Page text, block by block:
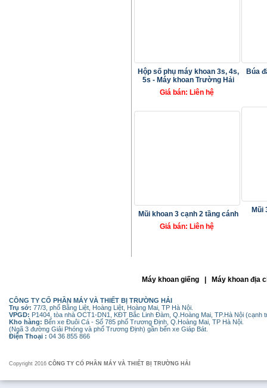
Hộp số phụ máy khoan 3s, 4s,
5s - Máy khoan Trường Hải
Giá bán: Liên hệ
Búa
Mũi khoan 3 cạnh 2 tầng cánh
Giá bán: Liên hệ
Mũi
Máy khoan giếng | Máy khoan
CÔNG TY CỔ PHẦN MÁY VÀ THIẾT BỊ TRƯỜNG HẢI
Trụ sở: 77/3, phố Bằng Liệt, Hoàng Liệt, Hoàng Mai, TP Hà Nội.
VPGD: P1404, tòa nhà OCT1-DN1, KĐT Bắc Linh Đàm, Q.Hoàng Mai, TP.Hà Nội (cạnh
Kho hàng: Bến xe Đuôi Cá - Số 785 phố Trương Định, Q.Hoàng Mai, TP Hà Nội.
(Ngã 3 đường Giải Phóng và phố Trương Định) gần bến xe Giáp Bát.
Điện Thoại : 04 36 855 866
Copyright 2016 CÔNG TY CỔ PHẦN MÁY VÀ THIẾT BỊ TRƯỜNG HẢI